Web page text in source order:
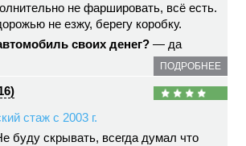
не фаршировать, всё есть.
не езжу, берегу коробку.
своих денег? — да
ПОДРОБНЕЕ
стаж с 2003 г.
буду скрывать, всегда думал что